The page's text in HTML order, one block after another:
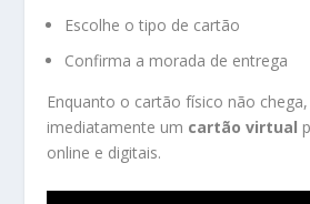
Escolhe o tipo de cartão
Confirma a morada de entrega
Enquanto o cartão físico não
imediatamente um cartão virtual
online e digitais.